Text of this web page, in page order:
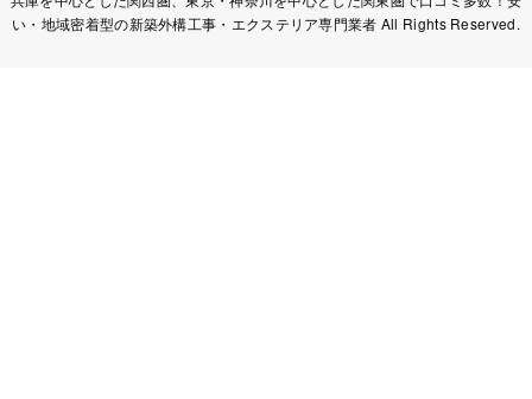
い・地域密着型の新築外構工事・エクステリア専門業者 All Rights Reserved.